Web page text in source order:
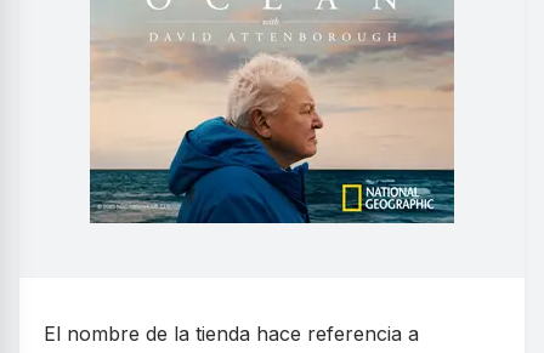
El nombre de la tienda hace referencia a